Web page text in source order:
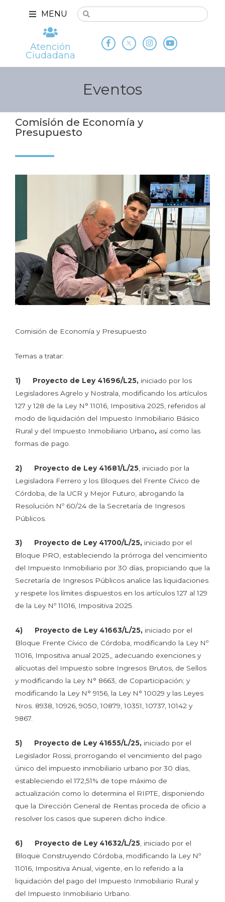
MENU
Atención
Ciudadana
Eventos
Comisión de Economía y
Presupuesto
Comisión de Economía y Presupuesto
Temas a tratar:
1) Proyecto de Ley 41696/L25, iniciado por los
Legisladores Agrelo y Nostrala, modificando los artículos
127 y 128 de la Ley N° 11016, Impositiva 2025, referidos al
modo de liquidación del Impuesto Inmobiliario Básico
Rural y del Impuesto Inmobiliario Urbano, así como las
formas de pago.
2) Proyecto de Ley 41681/L/25 , iniciado por la
Legisladora Ferrero y los Bloques del Frente Cívico de
Córdoba, de la UCR y Mejor Futuro, abrogando la
Resolución Nº 60/24 de la Secretaría de Ingresos
Públicos.
3) Proyecto de Ley 41700/L/25, iniciado por el
Bloque PRO, estableciendo la prórroga del vencimiento
del Impuesto Inmobiliario por 30 días, propiciando que la
Secretaría de Ingresos Públicos analice las liquidaciones
y respete los límites dispuestos en los artículos 127 al 129
de la Ley Nº 11016, Impositiva 2025.
4) Proyecto de Ley 41663/L/25, iniciado por el
Bloque Frente Cívico de Córdoba, modificando la Ley Nº
11016, Impositiva anual 2025,, adecuando exenciones y
alícuotas del Impuesto sobre Ingresos Brutos, de Sellos
y modificando la Ley N° 8663, de Coparticipación; y
modificando la Ley N° 9156, la Ley N° 10029 y las Leyes
Nros. 8938, 10926, 9050, 10879, 10351, 10737, 10142 y
9867.
5) Proyecto de Ley 41655/L/25, iniciado por el
Legislador Rossi, prorrogando el vencimiento del pago
único del impuesto inmobiliario urbano por 30 días,
estableciendo el 172,51% de tope máximo de
actualización como lo determina el RIPTE, disponiendo
que la Dirección General de Rentas proceda de oficio a
resolver los casos que superen dicho índice.
6) Proyecto de Ley 41632/L/25, iniciado por el
Bloque Construyendo Córdoba, modificando la Ley Nº
11016, Impositiva Anual, vigente, en lo referido a la
liquidación del pago del Impuesto Inmobiliario Rural y
del Impuesto Inmobiliario Urbano.